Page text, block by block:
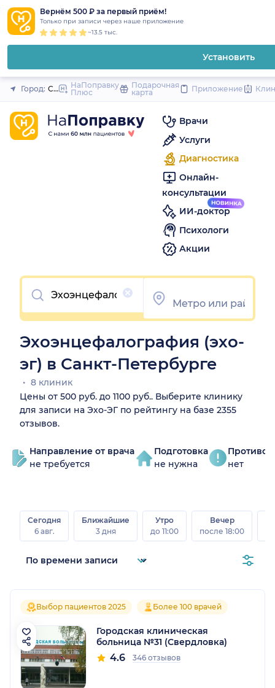
Вернём 500 ₽ за первый приём!
Только при записи через наше приложение
~13.5 тыс.
Установить
Закрыть
Город: Санкт-Петербург
НаПоправку
Плюс
Подарочная
карта
Приложение
Врачи
Услуги
Диагностика
Онлайн-
консультации
ИИ-доктор
Психологи
Акции
Очистить
Эхоэнцефалография (эхо-
эг) в Санкт-Петербурге
8 клиник
Цены от 500 руб. до 1100 руб.. Выберите клинику
для записи на Эхо-ЭГ по рейтингу на базе 2355
отзывов.
Направление от врача
не требуется
Подготовка
не нужна
нет
Сегодня
6 авг.
Ближайшие
3 дня
Утро
до 11:00
Вечер
после 18:00
Выбор пациентов 2025 Более 100 врачей
Городская клиническая
больница №31 (Свердловка)
4.6 346 отзывов